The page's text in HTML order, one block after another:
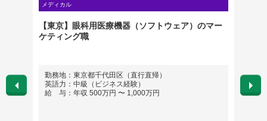
メディカル
【東京】眼科用医療機器（ソフトウェア）のマー
ケティング職
勤務地：東京都千代田区（直行直帰）
英語力：中級（ビジネス経験）
給 与：年収 500万円 〜 1,000万円
勤務
英語
給